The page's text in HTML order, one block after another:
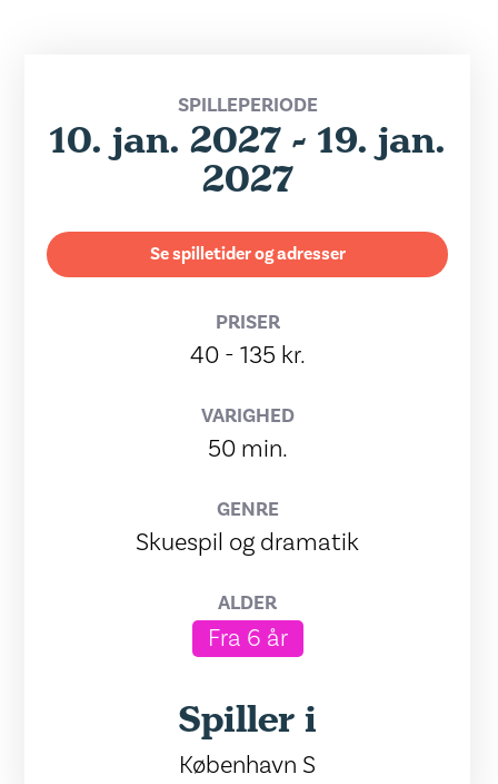
SPILLEPERIODE
10. jan. 2027 - 19. jan.
2027
Se spilletider og adresser
PRISER
40 - 135 kr.
VARIGHED
50 min.
GENRE
Skuespil og dramatik
ALDER
Fra 6 år
Spiller i
København S